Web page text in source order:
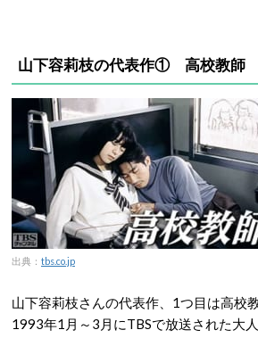
山下容莉枝の代表作① 高校教師
出典： tbs.co.jp
山下容莉枝さんの代表作、1つ目は高校
1993年1月～3月にTBSで放送された大人